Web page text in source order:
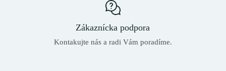
Zákaznícka podpora
Kontakujte nás a radi Vám poradíme.